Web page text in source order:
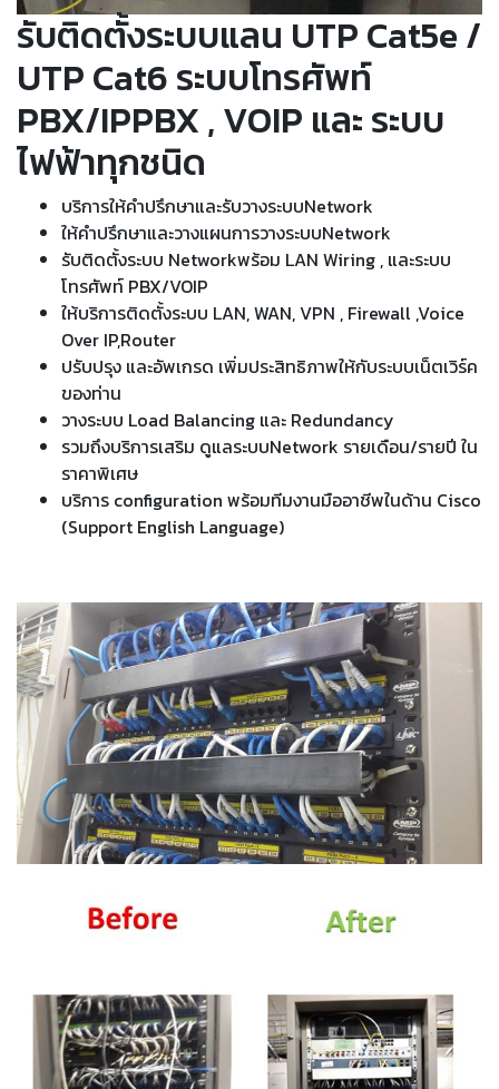
รับติดตั้งระบบแลน UTP Cat5e /
UTP Cat6 ระบบโทรศัพท์
PBX/IPPBX , VOIP และ ระบบ
ไฟฟ้าทุกชนิด
บริการให้คำปรึกษาและรับวางระบบNetwork
ให้คำปรึกษาและวางแผนการวางระบบNetwork
รับติดตั้งระบบ Networkพร้อม LAN Wiring , และระบบ
โทรศัพท์ PBX/VOIP
ให้บริการติดตั้งระบบ LAN, WAN, VPN , Firewall ,Voice
Over IP,Router
ปรับปรุง และอัพเกรด เพิ่มประสิทธิภาพให้กับระบบเน็ตเวิร์ค
ของท่าน
วางระบบ Load Balancing และ Redundancy
รวมถึงบริการเสริม ดูแลระบบNetwork รายเดือน/รายปี ใน
ราคาพิเศษ
บริการ configuration พร้อมทีมงานมืออาชีพในด้าน Cisco
(Support English Language)